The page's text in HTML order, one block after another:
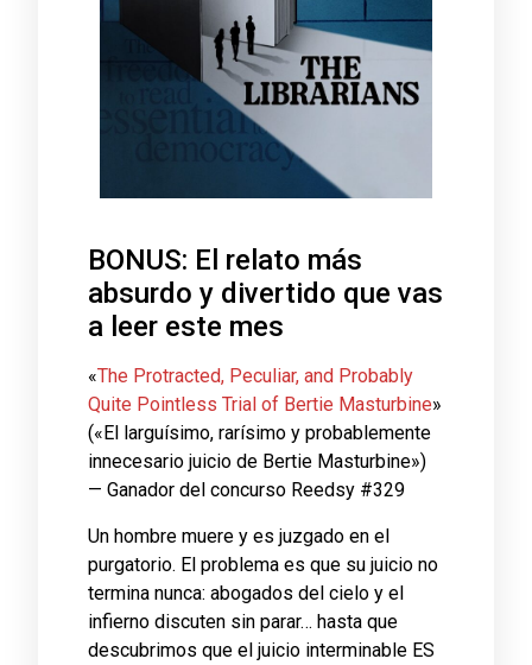
BONUS: El relato más
absurdo y divertido que vas
a leer este mes
«The Protracted, Peculiar, and Probably
Quite Pointless Trial of Bertie Masturbine»
(«El larguísimo, rarísimo y probablemente
innecesario juicio de Bertie Masturbine»)
— Ganador del concurso Reedsy #329
Un hombre muere y es juzgado en el
purgatorio. El problema es que su juicio no
termina nunca: abogados del cielo y el
infierno discuten sin parar… hasta que
descubrimos que el juicio interminable ES